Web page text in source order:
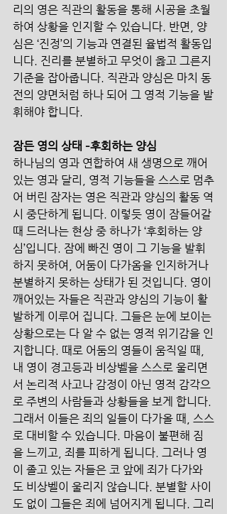
리의 영은 직관의 활동을 통해 시공을 초월
하여 상황을 인지할 수 있습니다. 반면, 양
심은 ‘진정’의 기능과 연결된 율법적 활동입
니다. 진리를 분별하고 무엇이 옳고 그른지
기준을 잡아줍니다. 직관과 양심은 마치 동
전의 양면처럼 하나 되어 그 영적 기능을 발
휘해야 합니다.
잠든 영의 상태 –후회하는 양심
하나님의 영과 연합하여 새 생명으로 깨어
있는 영과 달리, 영적 기능들을 스스로 멈추
어 버린 잠자는 영은 직관과 양심의 활동 역
시 중단하게 됩니다. 이렇듯 영이 잠들어갈
때 드러나는 현상 중 하나가 ‘후회하는 양
심’입니다. 잠에 빠진 영이 그 기능을 발휘
하지 못하여, 어둠이 다가옴을 인지하거나
분별하지 못하는 상태가 된 것입니다. 영이
깨어있는 자들은 직관과 양심의 기능이 활
발하게 이루어 집니다. 그들은 눈에 보이는
상황으로는 다 알 수 없는 영적 위기감을 인
지합니다. 때로 어둠의 영들이 움직일 때,
내 영이 경고등과 비상벨을 스스로 울리면
서 논리적 사고나 감정이 아닌 영적 감각으
로 주변의 사람들과 상황들을 보게 합니다.
그래서 이들은 죄의 일들이 다가올 때, 스스
로 대비할 수 있습니다. 마음이 불편해 짐
을 느끼고, 죄를 피하게 됩니다. 그러나 영
이 졸고 있는 자들은 코 앞에 죄가 다가와
도 비상벨이 울리지 않습니다. 분별할 사이
도 없이 그들은 죄에 넘어지게 됩니다. 그리